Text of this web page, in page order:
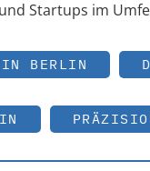
Startups im
BERLIN